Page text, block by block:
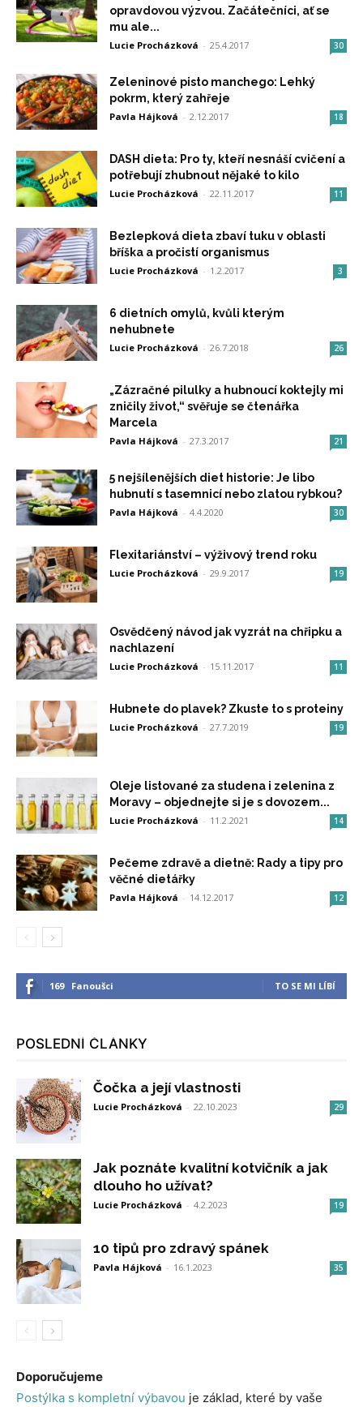
opravdovou výzvou. Začátečníci, ať se
mu ale...
Lucie Procházková - 25.4.2017 30
Zeleninové pisto manchego: Lehký
pokrm, který zahřeje
Pavla Hájková - 2.12.2017 18
DASH dieta: Pro ty, kteří nesnáší cvičení a
potřebují zhubnout nějaké to kilo
Lucie Procházková - 22.11.2017 11
Bezlepková dieta zbaví tuku v oblasti
bříška a pročistí organismus
Lucie Procházková - 1.2.2017 3
6 dietních omylů, kvůli kterým
nehubnete
Lucie Procházková - 26.7.2018 26
„Zázračné pilulky a hubnoucí koktejly mi
zničily život,“ svěřuje se čtenářka
Marcela
Pavla Hájková - 27.3.2017 21
5 nejšílenějších diet historie: Je libo
hubnutí s tasemnicí nebo zlatou rybkou?
Pavla Hájková - 4.4.2020 30
Flexitariánství – výživový trend roku
Lucie Procházková - 29.9.2017 19
Osvědčený návod jak vyzrát na chřipku a
nachlazení
Lucie Procházková - 15.11.2017 11
Hubnete do plavek? Zkuste to s proteiny
Lucie Procházková - 27.7.2019 19
Oleje listované za studena i zelenina z
Moravy – objednejte si je s dovozem...
Lucie Procházková - 11.2.2021 14
Pečeme zdravě a dietně: Rady a tipy pro
věčné dietářky
Pavla Hájková - 14.12.2017 12
169 Fanoušci TO SE MI LÍBÍ
POSLEDNÍ ČLÁNKY
Čočka a její vlastnosti
Lucie Procházková - 22.10.2023 29
Jak poznáte kvalitní kotvičník a jak
dlouho ho užívat?
Lucie Procházková - 4.2.2023 19
10 tipů pro zdravý spánek
Pavla Hájková - 16.1.2023 35
Doporučujeme
Postýlka s kompletní výbavou je základ, které by vaše